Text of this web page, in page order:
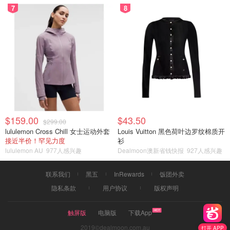
打开 APP
7
$159.00 $299.00
lululemon Cross Chill 女士运动外套
接近半价！罕见力度
lululemon AU 977人感兴趣
8
$43.50
Louis Vuitton 黑色荷叶边罗纹棉质开
衫
Dealmoon澳新省钱快报 927人感兴趣
联系我们 黑五 InRewards
饭团外卖
隐私条款
用户协议 版权声明
触屏版 电脑版
下载App
2019©dealmoon.com.au